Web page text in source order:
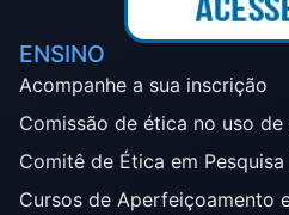
ENSINO
Acompanhe a sua inscrição
Comissão de ética no uso de
Comitê de Ética em Pesquisa
Cursos de Aperfeiçoamento